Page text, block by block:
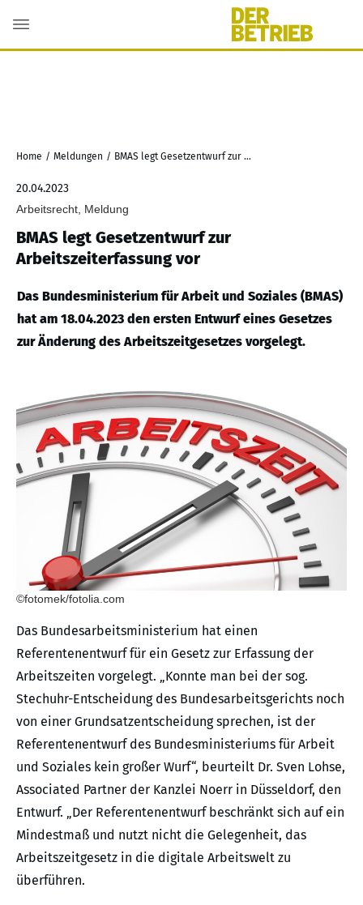
Home / Meldungen / BMAS legt Gesetzentwurf zur Arbeitszeiterfassung vor
20.04.2023
Arbeitsrecht, Meldung
BMAS legt Gesetzentwurf zur
Arbeitszeiterfassung vor
Das Bundesministerium für Arbeit und Soziales (BMAS)
hat am 18.04.2023 den ersten Entwurf eines Gesetzes
zur Änderung des Arbeitszeitgesetzes vorgelegt.
©fotomek/fotolia.com
Das Bundesarbeitsministerium hat einen
Referentenentwurf für ein Gesetz zur Erfassung der
Arbeitszeiten vorgelegt. „Konnte man bei der sog.
Stechuhr-Entscheidung des Bundesarbeitsgerichts noch
von einer Grundsatzentscheidung sprechen, ist der
Referentenentwurf des Bundesministeriums für Arbeit
und Soziales kein großer Wurf“, beurteilt Dr. Sven Lohse,
Associated Partner der Kanzlei Noerr in Düsseldorf, den
Entwurf. „Der Referentenentwurf beschränkt sich auf ein
Mindestmaß und nutzt nicht die Gelegenheit, das
Arbeitszeitgesetz in die digitale Arbeitswelt zu
überführen.